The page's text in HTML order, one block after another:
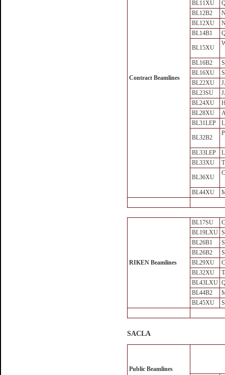
Contract Beamlines
BL11XU
BL12B2
BL12XU
BL14B1
BL15XU
BL16B2
BL16XU
BL22XU
BL23SU
BL24XU
BL28XU
BL31LEP
BL32B2
BL33LEP
BL33XU
BL36XU
BL44XU
RIKEN Beamlines
BL17SU
BL19LXU
BL26B1
BL26B2
BL29XU
BL32XU
BL43LXU
BL44B2
BL45XU
SACLA
Public Beamlines